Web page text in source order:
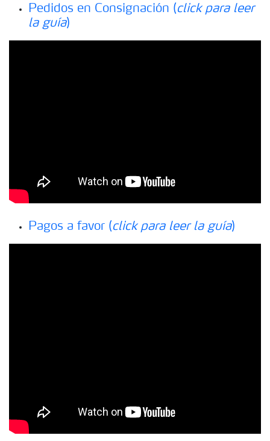
Pedidos en Consignación (click para leer
la guía)
Pagos a favor (click para leer la guía)